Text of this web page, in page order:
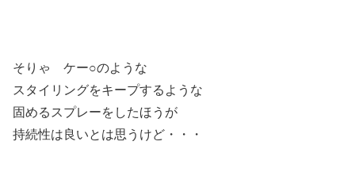
そりゃ ケー○のような
スタイリングをキープするような
固めるスプレーをしたほうが
持続性は良いとは思うけど・・・